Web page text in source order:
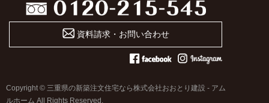
資料請求・お問い合わせ
Copyright © 三重県の新築注文住宅なら株式会社おおとり建設 - アム
ルホーム All Rights Reserved.